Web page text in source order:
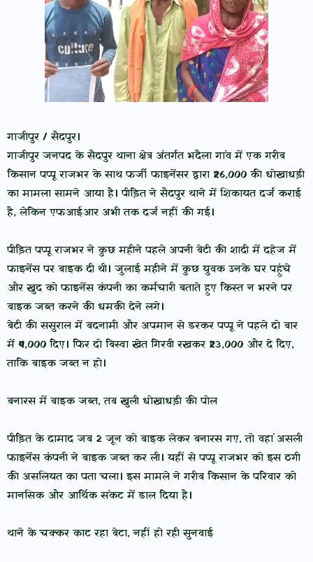
गाजीपुर / सैदपुर।
गाजीपुर जनपद के सैदपुर थाना क्षेत्र अंतर्गत भदैला गांव में एक गरीब
किसान पप्पू राजभर के साथ फर्जी फाइनेंसर द्वारा ₹26,000 की धोखाधड़ी
का मामला सामने आया है। पीड़ित ने सैदपुर थाने में शिकायत दर्ज कराई
है, लेकिन एफआईआर अभी तक दर्ज नहीं की गई।
पीड़ित पप्पू राजभर ने कुछ महीने पहले अपनी बेटी की शादी में दहेज में
फाइनेंस पर बाइक दी थी। जुलाई महीने में कुछ युवक उनके घर पहुंचे
और खुद को फाइनेंस कंपनी का कर्मचारी बताते हुए किस्त न भरने पर
बाइक जब्त करने की धमकी देने लगे।
बेटी की ससुराल में बदनामी और अपमान से डरकर पप्पू ने पहले दो बार
में ₹4,000 दिए। फिर दो बिस्वा खेत गिरवी रखकर ₹23,000 और दे दिए,
ताकि बाइक जब्त न हो।
बनारस में बाइक जब्त, तब खुली धोखाधड़ी की पोल
पीड़ित के दामाद जब 2 जून को बाइक लेकर बनारस गए, तो वहां असली
फाइनेंस कंपनी ने बाइक जब्त कर ली। यहीं से पप्पू राजभर को इस ठगी
की असलियत का पता चला। इस मामले ने गरीब किसान के परिवार को
मानसिक और आर्थिक संकट में डाल दिया है।
थाने के चक्कर काट रहा बेटा, नहीं हो रही सुनवाई